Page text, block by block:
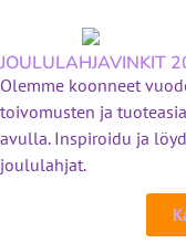
JOULULAHJAVINKIT
Olemme koonneet
toivomusten ja
avulla. Inspiroidu ja
joululahjat.